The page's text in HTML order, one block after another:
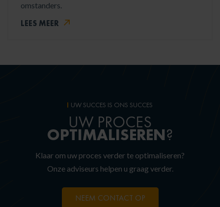
omstanders.
LEES MEER
UW SUCCES IS ONS SUCCES
UW PROCES
OPTIMALISEREN?
Klaar om uw proces verder te optimaliseren?
Onze adviseurs helpen u graag verder.
NEEM CONTACT OP